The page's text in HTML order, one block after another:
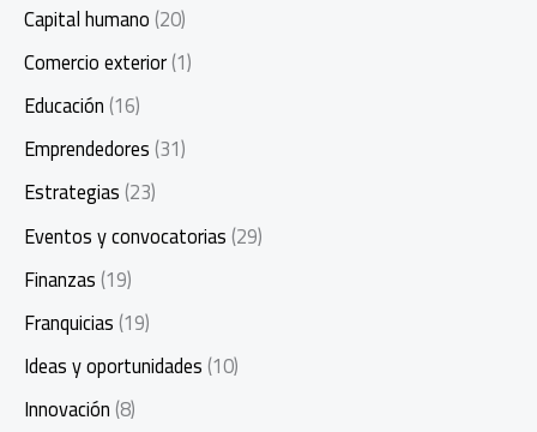
Capital humano(20)
Comercio exterior(1)
Educación(16)
Emprendedores(31)
Estrategias(23)
Eventos y convocatorias(29)
Finanzas(19)
Franquicias(19)
Ideas y oportunidades(10)
Innovación(8)